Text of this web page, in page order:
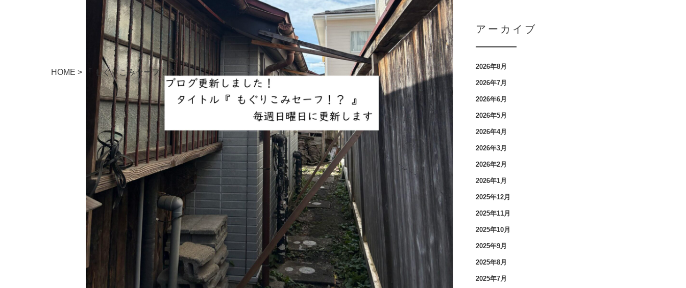
HOME > 『 もぐりこみセーフ！？ 』
アーカイブ
2026年8月
2026年7月
2026年6月
2026年5月
2026年4月
2026年3月
2026年2月
2026年1月
2025年12月
2025年11月
2025年10月
2025年9月
2025年8月
2025年7月